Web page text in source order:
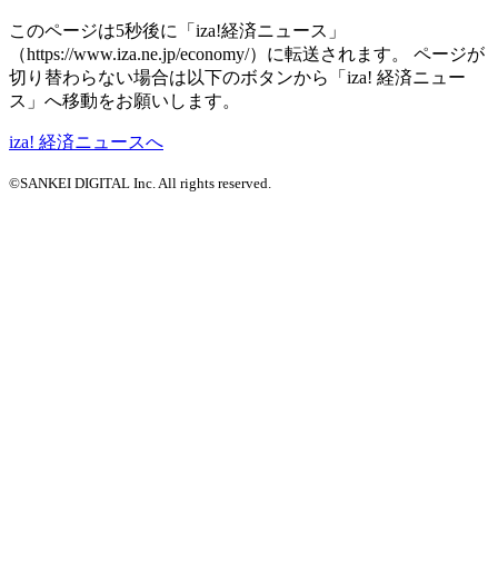
このページは5秒後に「iza!経済ニュース」
（https://www.iza.ne.jp/economy/）に転送されます。 ページが
切り替わらない場合は以下のボタンから「iza! 経済ニュー
ス」へ移動をお願いします。
iza! 経済ニュースへ
©SANKEI DIGITAL Inc. All rights reserved.